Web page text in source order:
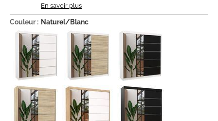
En savoir plus
Couleur : Naturel/Blanc